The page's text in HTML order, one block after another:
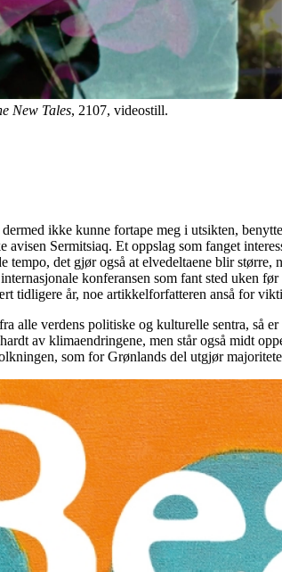
New Tales, 2107, videostill.
ikke kunne fortape meg i utsikten,
avisen Sermitsiaq. Et oppslag som fanget
tempo, det gjør også at elvedeltaene blir
konferansen som fant sted uken
tidligere år, noe artikkelforfatteren anså for
alle verdens politiske og kulturelle sentra, så
av klimaendringene, men står også midt
som for Grønlands del utgjør